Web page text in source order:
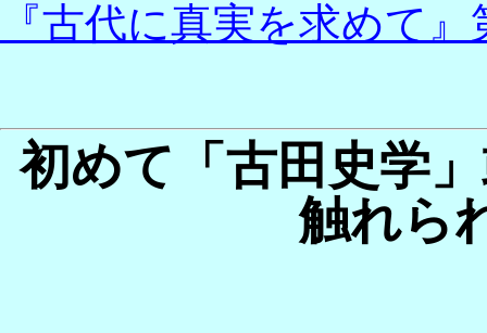
『古代に真実を求めて
初めて「古田史学
触れら